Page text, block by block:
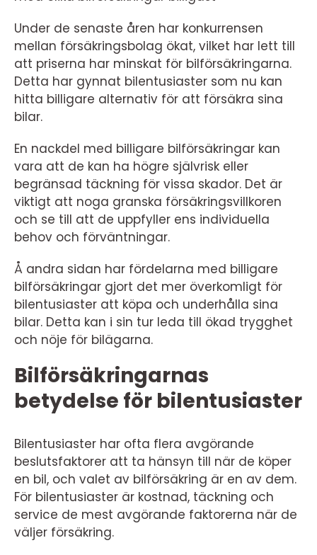
Under de senaste åren har konkurrensen
mellan försäkringsbolag ökat, vilket har lett till
att priserna har minskat för bilförsäkringarna.
Detta har gynnat bilentusiaster som nu kan
hitta billigare alternativ för att försäkra sina
bilar.
En nackdel med billigare bilförsäkringar kan
vara att de kan ha högre självrisk eller
begränsad täckning för vissa skador. Det är
viktigt att noga granska försäkringsvillkoren
och se till att de uppfyller ens individuella
behov och förväntningar.
Å andra sidan har fördelarna med billigare
bilförsäkringar gjort det mer överkomligt för
bilentusiaster att köpa och underhålla sina
bilar. Detta kan i sin tur leda till ökad trygghet
och nöje för bilägarna.
Bilförsäkringarnas
betydelse för bilentusiaster
Bilentusiaster har ofta flera avgörande
beslutsfaktorer att ta hänsyn till när de köper
en bil, och valet av bilförsäkring är en av dem.
För bilentusiaster är kostnad, täckning och
service de mest avgörande faktorerna när de
väljer försäkring.